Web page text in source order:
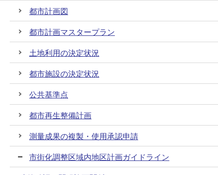
都市計画図
都市計画マスタープラン
土地利用の決定状況
都市施設の決定状況
公共基準点
都市再生整備計画
測量成果の複製・使用承認申請
市街化調整区域内地区計画ガイドライン